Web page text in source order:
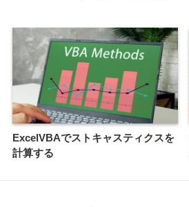
ExcelVBAでストキャスティクスを
計算する